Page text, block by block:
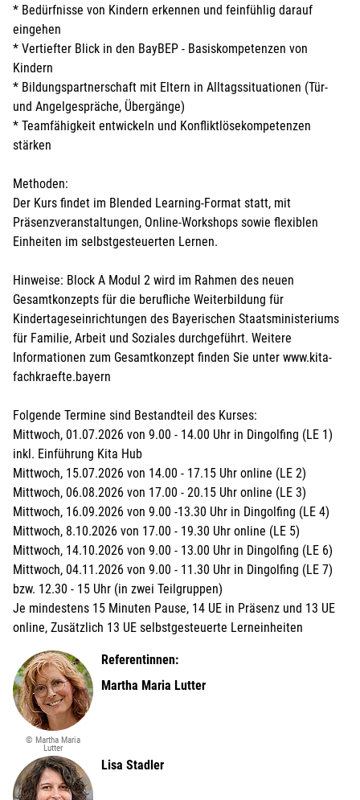
* Bedürfnisse von Kindern erkennen und feinfühlig darauf
eingehen
* Vertiefter Blick in den BayBEP - Basiskompetenzen von
Kindern
* Bildungspartnerschaft mit Eltern in Alltagssituationen (Tür-
und Angelgespräche, Übergänge)
* Teamfähigkeit entwickeln und Konfliktlösekompetenzen
stärken
Methoden:
Der Kurs findet im Blended Learning-Format statt, mit
Präsenzveranstaltungen, Online-Workshops sowie flexiblen
Einheiten im selbstgesteuerten Lernen.
Hinweise: Block A Modul 2 wird im Rahmen des neuen
Gesamtkonzepts für die berufliche Weiterbildung für
Kindertageseinrichtungen des Bayerischen Staatsministeriums
für Familie, Arbeit und Soziales durchgeführt. Weitere
Informationen zum Gesamtkonzept finden Sie unter www.kita-
fachkraefte.bayern
Folgende Termine sind Bestandteil des Kurses:
Mittwoch, 01.07.2026 von 9.00 - 14.00 Uhr in Dingolfing (LE 1)
inkl. Einführung Kita Hub
Mittwoch, 15.07.2026 von 14.00 - 17.15 Uhr online (LE 2)
Mittwoch, 06.08.2026 von 17.00 - 20.15 Uhr online (LE 3)
Mittwoch, 16.09.2026 von 9.00 -13.30 Uhr in Dingolfing (LE 4)
Mittwoch, 8.10.2026 von 17.00 - 19.30 Uhr online (LE 5)
Mittwoch, 14.10.2026 von 9.00 - 13.00 Uhr in Dingolfing (LE 6)
Mittwoch, 04.11.2026 von 9.00 - 11.30 Uhr in Dingolfing (LE 7)
bzw. 12.30 - 15 Uhr (in zwei Teilgruppen)
Je mindestens 15 Minuten Pause, 14 UE in Präsenz und 13 UE
online, Zusätzlich 13 UE selbstgesteuerte Lerneinheiten
© Martha Maria
Lutter
Referentinnen:
Martha Maria Lutter
Lisa Stadler